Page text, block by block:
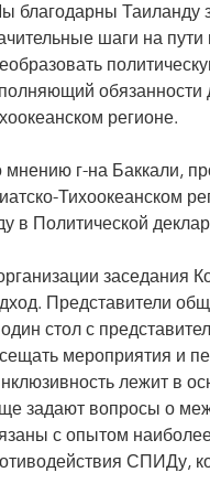
благодарны Таиланду
шаги на
регионе.
г-на Баккали,
Тихоокеанском
в Политической
заседания
Представители
стол с
мероприятия и
лежит в
задают вопросы о
с опытом
СПИДу,